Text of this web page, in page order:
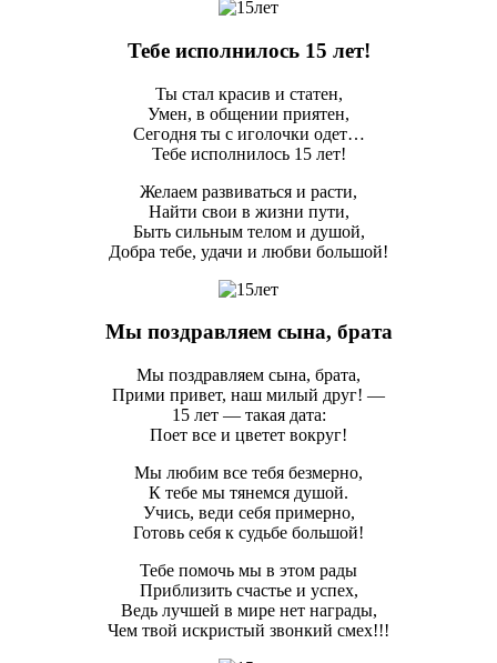
Тебе исполнилось 15 лет!
Ты стал красив и статен,
Умен, в общении приятен,
Сегодня ты с иголочки одет…
Тебе исполнилось 15 лет!
Желаем развиваться и расти,
Найти свои в жизни пути,
Быть сильным телом и душой,
Добра тебе, удачи и любви большой!
Мы поздравляем сына, брата
Мы поздравляем сына, брата,
Прими привет, наш милый друг! —
15 лет — такая дата:
Поет все и цветет вокруг!
Мы любим все тебя безмерно,
К тебе мы тянемся душой.
Учись, веди себя примерно,
Готовь себя к судьбе большой!
Тебе помочь мы в этом рады
Приблизить счастье и успех,
Ведь лучшей в мире нет награды,
Чем твой искристый звонкий смех!!!